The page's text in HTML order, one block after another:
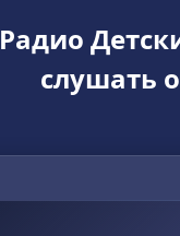
Радио
слушать